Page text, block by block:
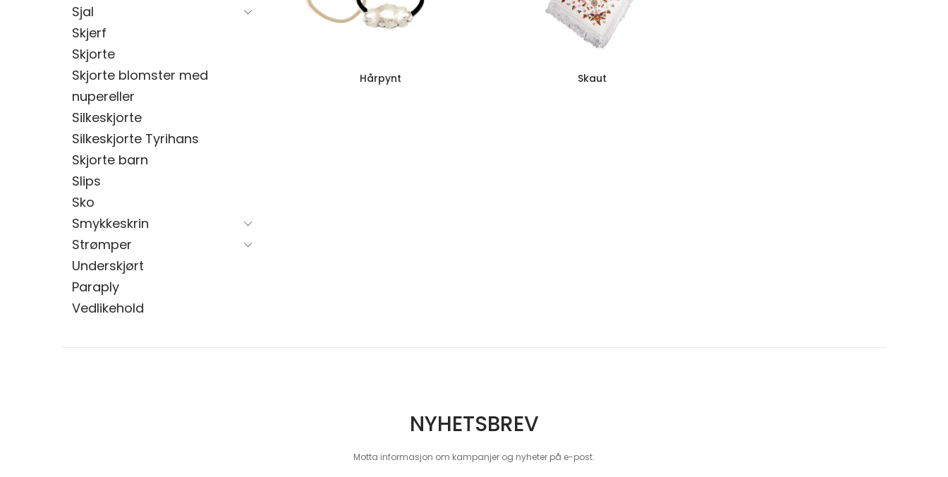
Sjal
Skjerf
Skjorte
Skjorte blomster med
nupereller
Silkeskjorte
Silkeskjorte Tyrihans
Skjorte barn
Slips
Sko
Smykkeskrin
Strømper
Underskjørt
Paraply
Vedlikehold
Hårpynt Skaut
NYHETSBREV
Motta informasjon om kampanjer og nyheter på e-post.